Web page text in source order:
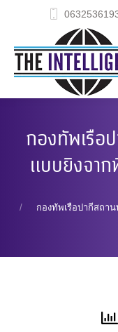
กองทัพเรือ
แบบยิงจาก
กองทัพเรือปากีสถา